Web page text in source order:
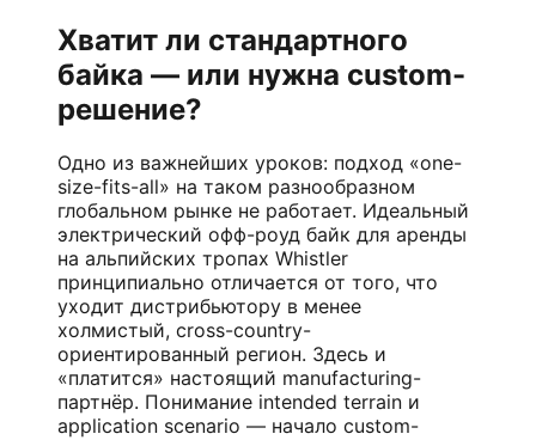
Хватит ли стандартного
байка — или нужна custom-
решение?
Одно из важнейших уроков: подход «one-
size-fits-all» на таком разнообразном
глобальном рынке не работает. Идеальный
электрический офф-роуд байк для аренды
на альпийских тропах Whistler
принципиально отличается от того, что
уходит дистрибьютору в менее
холмистый, cross-country-
ориентированный регион. Здесь и
«платится» настоящий manufacturing-
партнёр. Понимание intended terrain и
application scenario — начало custom-